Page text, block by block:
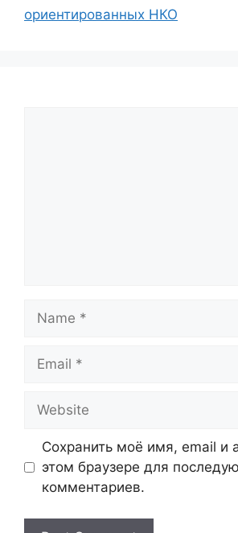
ориентированных НКО
Name
Email
Website
Сохранить моё имя, email и
этом браузере для
комментариев.